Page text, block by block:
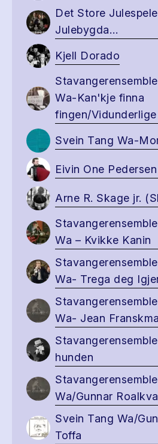
Det Store
Julebygda…
Kjell Dorado
Wa-Kan'kje finna
fingen/
Svein Tang Wa-
Eivin One
Arne R. Skage jr.
Wa – Kvikke Kanin
Wa- Trega deg
Wa- Jean
hunden
Wa/Gunnar
Svein Tang Wa/
Toffa